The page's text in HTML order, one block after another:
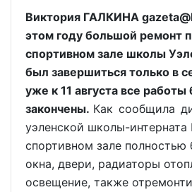
Виктория ГАЛКИНА
этом году большой ремонт
спортивном зале школы
был завершиться только в
уже к 11 августа все
закончены. Как сообщила
уэленской школы-
спортивном зале полностью
окна, двери, радиаторы
освещение, также